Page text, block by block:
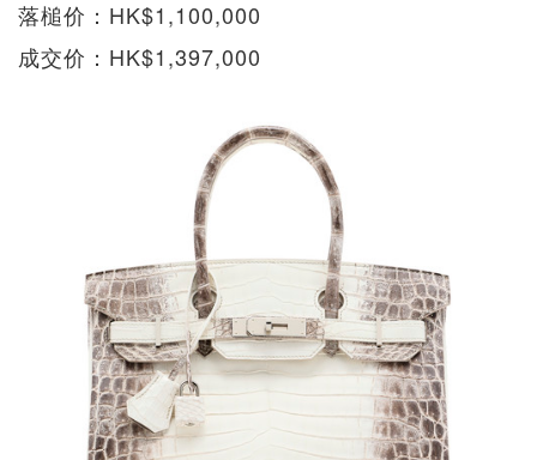
落槌价：HK$1,100,000
成交价：HK$1,397,000